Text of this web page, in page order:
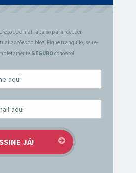
de e-mail abaixo para receber
do blog! Fique tranquilo, seu e-
SEGUROconosco!